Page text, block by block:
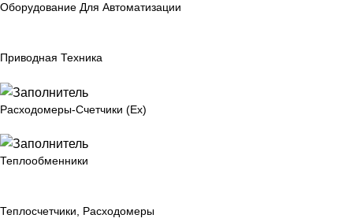
Оборудование Для Автоматизации
Приводная Техника
Расходомеры-Счетчики (Ex)
Теплообменники
Теплосчетчики, Расходомеры